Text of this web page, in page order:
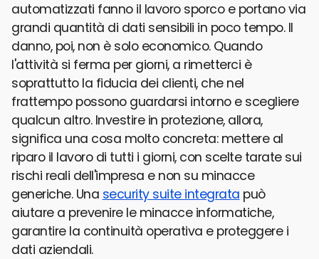
automatizzati fanno il lavoro sporco e portano via
grandi quantità di dati sensibili in poco tempo. Il
danno, poi, non è solo economico. Quando
l'attività si ferma per giorni, a rimetterci è
soprattutto la fiducia dei clienti, che nel
frattempo possono guardarsi intorno e scegliere
qualcun altro. Investire in protezione, allora,
significa una cosa molto concreta: mettere al
riparo il lavoro di tutti i giorni, con scelte tarate sui
rischi reali dell'impresa e non su minacce
generiche. Una security suite integrata può
aiutare a prevenire le minacce informatiche,
garantire la continuità operativa e proteggere i
dati aziendali.